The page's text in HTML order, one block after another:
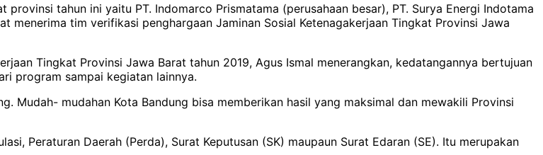
tahun ini yaitu PT. Indomarco Prismatama (perusahaan besar), PT. Surya Energi Indotama
menerima tim verifikasi penghargaan Jaminan Sosial Ketenagakerjaan Tingkat Provinsi Jawa
Tingkat Provinsi Jawa Barat tahun 2019, Agus Ismal menerangkan, kedatangannya bertujuan
program sampai kegiatan lainnya.
Mudah- mudahan Kota Bandung bisa memberikan hasil yang maksimal dan mewakili Provinsi
Peraturan Daerah (Perda), Surat Keputusan (SK) maupaun Surat Edaran (SE). Itu merupakan